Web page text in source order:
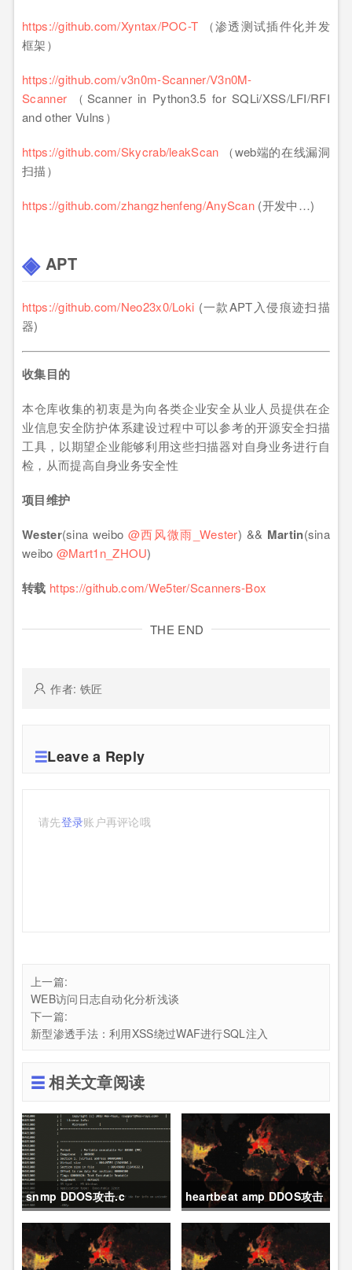
https://github.com/Xyntax/POC-T （渗透测试插件化并发
框架）
https://github.com/v3n0m-Scanner/V3n0M-
Scanner （Scanner in Python3.5 for SQLi/XSS/LFI/RFI
and other Vulns）
https://github.com/Skycrab/leakScan （web端的在线漏洞
扫描）
https://github.com/zhangzhenfeng/AnyScan (开发中…)
APT
https://github.com/Neo23x0/Loki (一款APT入侵痕迹扫描
器)
收集目的
本仓库收集的初衷是为向各类企业安全从业人员提供在企
业信息安全防护体系建设过程中可以参考的开源安全扫描
工具，以期望企业能够利用这些扫描器对自身业务进行自
检，从而提高自身业务安全性
项目维护
Wester(sina weibo @西风微雨_Wester) && Martin(sina
weibo @Mart1n_ZHOU)
转载 https://github.com/We5ter/Scanners-Box
THE END
作者: 铁匠
Leave a Reply
请先登录账户再评论哦
上一篇:
WEB访问日志自动化分析浅谈
下一篇:
新型渗透手法：利用XSS绕过WAF进行SQL注入
相关文章阅读
snmp DDOS攻击.c
heartbeat amp DDOS攻击
资源扫描